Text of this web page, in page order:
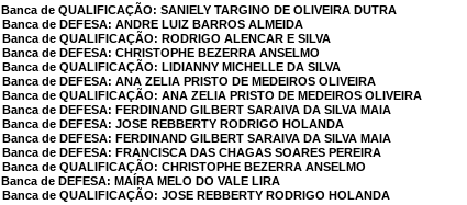
Banca de QUALIFICAÇÃO: SANIELY TARGINO DE OLIVEIRA DUTRA
Banca de DEFESA: ANDRE LUIZ BARROS ALMEIDA
Banca de QUALIFICAÇÃO: RODRIGO ALENCAR E SILVA
Banca de DEFESA: CHRISTOPHE BEZERRA ANSELMO
Banca de QUALIFICAÇÃO: LIDIANNY MICHELLE DA SILVA
Banca de DEFESA: ANA ZELIA PRISTO DE MEDEIROS OLIVEIRA
Banca de QUALIFICAÇÃO: ANA ZELIA PRISTO DE MEDEIROS OLIVEIRA
Banca de DEFESA: FERDINAND GILBERT SARAIVA DA SILVA MAIA
Banca de DEFESA: JOSE REBBERTY RODRIGO HOLANDA
Banca de DEFESA: FERDINAND GILBERT SARAIVA DA SILVA MAIA
Banca de DEFESA: FRANCISCA DAS CHAGAS SOARES PEREIRA
Banca de QUALIFICAÇÃO: CHRISTOPHE BEZERRA ANSELMO
Banca de DEFESA: MAÍRA MELO DO VALE LIRA
Banca de QUALIFICAÇÃO: JOSE REBBERTY RODRIGO HOLANDA